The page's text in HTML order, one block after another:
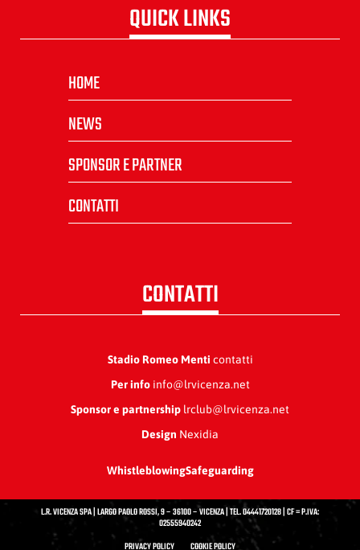
QUICK LINKS
HOME
NEWS
SPONSOR E PARTNER
CONTATTI
CONTATTI
Stadio Romeo Menti contatti
Per infoinfo@lrvicenza.net
Sponsor e partnership lrclub@lrvicenza.net
Design Nexidia
WhistleblowingSafeguarding
L.R. VICENZA SPA | LARGO PAOLO ROSSI, 9 – 36100 – VICENZA | TEL. 04441720128 | CF = P.IVA:
02555940242